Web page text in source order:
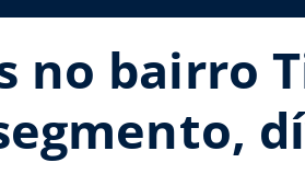
no bairro